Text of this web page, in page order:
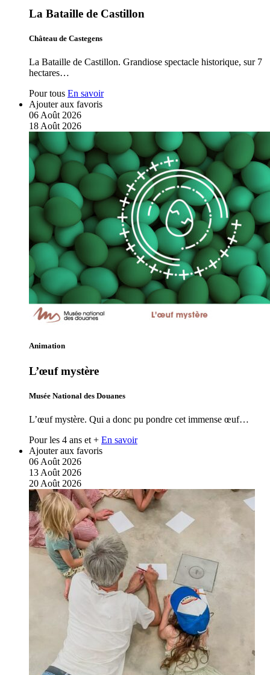
La Bataille de Castillon
Château de Castegens
La Bataille de Castillon. Grandiose spectacle historique, sur 7
hectares…
Pour tous En savoir
Ajouter aux favoris
06 Août 2026
18 Août 2026
Animation
L’œuf mystère
Musée National des Douanes
L’œuf mystère. Qui a donc pu pondre cet immense œuf…
Pour les 4 ans et + En savoir
Ajouter aux favoris
06 Août 2026
13 Août 2026
20 Août 2026